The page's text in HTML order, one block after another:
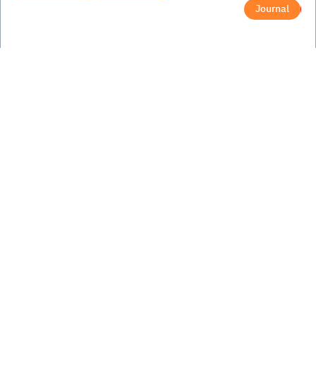
Journal